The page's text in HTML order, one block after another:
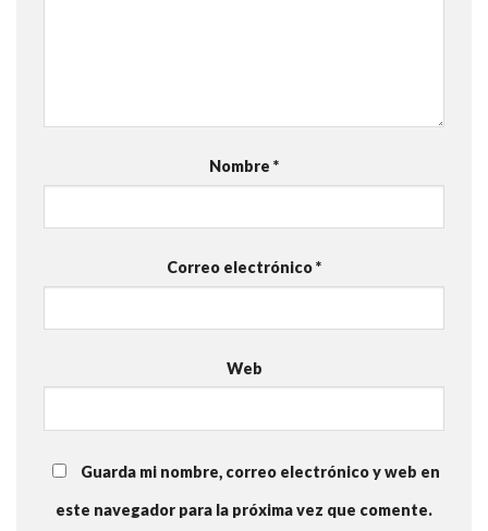
Nombre *
Correo electrónico*
Web
Guarda mi nombre, correo electrónico y web en
este navegador para la próxima vez que comente.